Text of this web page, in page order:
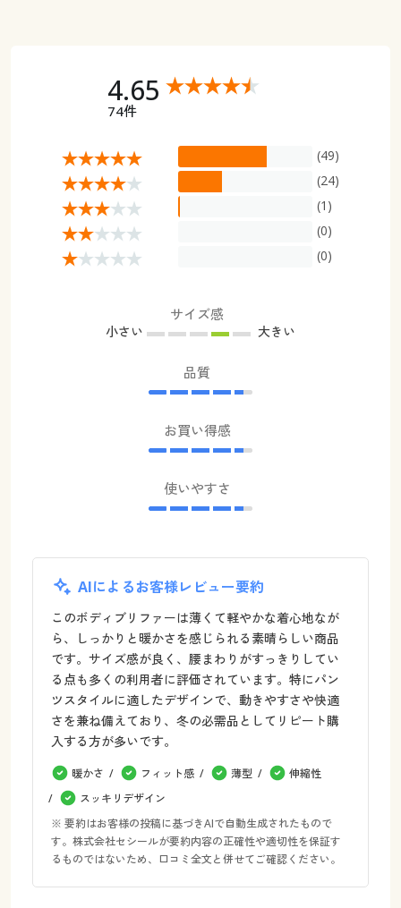
4.65
74件
(49)
(24)
(1)
(0)
(0)
サイズ感
小さい 大きい
品質
お買い得感
使いやすさ
AIによるお客様レビュー要約
このボディブリファーは薄くて軽やかな着心地なが
ら、しっかりと暖かさを感じられる素晴らしい商品
です。サイズ感が良く、腰まわりがすっきりしてい
る点も多くの利用者に評価されています。特にパン
ツスタイルに適したデザインで、動きやすさや快適
さを兼ね備えており、冬の必需品としてリピート購
入する方が多いです。
暖かさ フィット感 薄型
伸縮性
スッキリデザイン
※ 要約はお客様の投稿に基づきAIで自動生成されたもので
す。株式会社セシールが要約内容の正確性や適切性を保証す
るものではないため、口コミ全文と併せてご確認ください。